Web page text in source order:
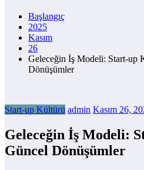
Başlangıç
2025
Kasım
26
Geleceğin İş Modeli: Start-up
Dönüşümler
Start-up Kültürü admin Kasım 26,
Geleceğin İş Modeli:
Güncel Dönüşümler